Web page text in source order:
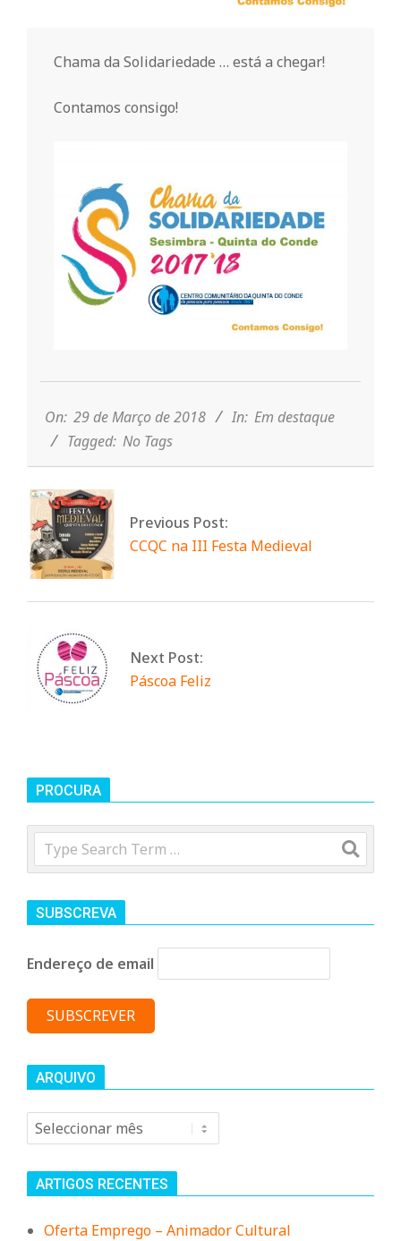
a
Q
u
t
a
d
o
C
o
n
d
e
Chama da Solidariedade … está a chegar!
Contamos consigo!
29
On: 29 de Março de 2018 In: Em destaque
Tagged: No Tags
Previous Post:
CCQC na III Festa Medieval
Next Post:
Páscoa Feliz
PROCURA
Search
SUBSCREVA
Endereço de email
ARQUIVO
Arquivo
ARTIGOS RECENTES
Oferta Emprego – Animador Cultural